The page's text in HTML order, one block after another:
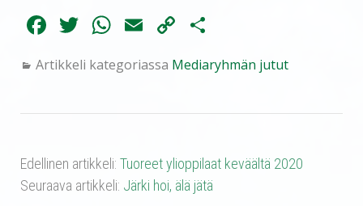
Fa
bo
T
tte
W
ts
E
ail
C
y
e
Artikkeli kategoriassa Mediaryhmän jutut
Edellinen artikkeli: Tuoreet ylioppilaat keväältä 2020
Seuraava artikkeli: Järki hoi, älä jätä